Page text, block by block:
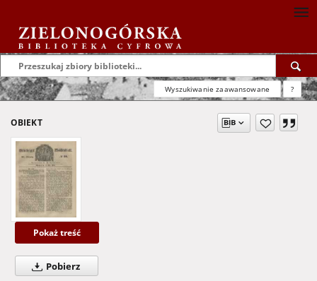
Wyszukiwanie zaawansowane ?
OBIEKT
Pokaż treść
Pobierz